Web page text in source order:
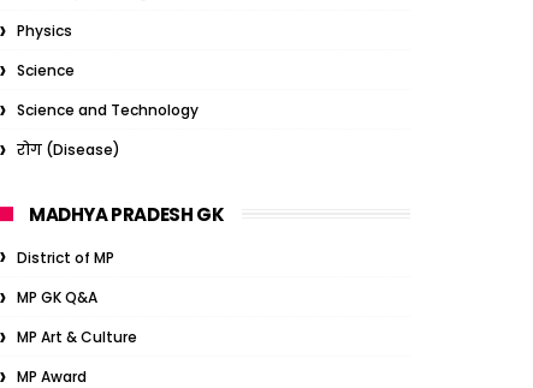
Physics
Science
Science and Technology
रोग (Disease)
MADHYA PRADESH GK
District of MP
MP GK Q&A
MP Art & Culture
MP Award